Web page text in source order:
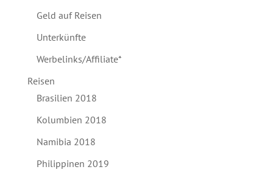
Geld auf Reisen
Unterkünfte
Werbelinks/Affiliate*
Reisen
Brasilien 2018
Kolumbien 2018
Namibia 2018
Philippinen 2019